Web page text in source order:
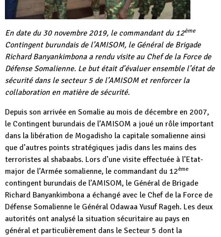
En date du 30 novembre 2019, le commandant du 12ème
Contingent burundais de l’AMISOM, le Général de Brigade
Richard Banyankimbona a rendu visite au Chef de la Force de
Défense Somalienne. Le but était d’évaluer ensemble l’état de
sécurité dans le secteur 5 de l’AMISOM et renforcer la
collaboration en matière de sécurité.
Depuis son arrivée en Somalie au mois de décembre en 2007,
le Contingent burundais de l’AMISOM a joué un rôle important
dans la libération de Mogadisho la capitale somalienne ainsi
que d’autres points stratégiques jadis dans les mains des
terroristes al shabaabs. Lors d’une visite effectuée à l’Etat-
major de l’Armée somalienne, le commandant du 12ème
contingent burundais de l’AMISOM, le Général de Brigade
Richard Banyankimbona a échangé avec le Chef de la Force de
Défense Somalienne le Général Odawaa Yusuf Rageh. Les deux
autorités ont analysé la situation sécuritaire au pays en
général et particulièrement dans le Secteur 5 dont la